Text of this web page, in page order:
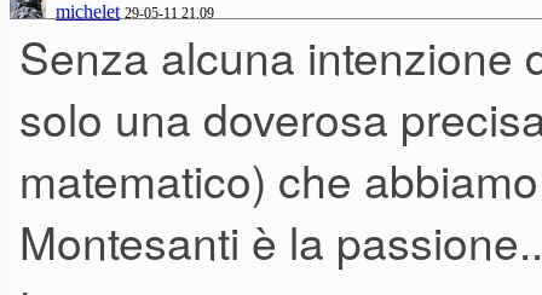
michelet 29-05-11 21.09
Senza alcuna intenzione
solo una doverosa
matematico) che
Montesanti è la